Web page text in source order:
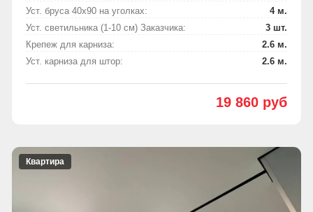
Уст. бруса 40х90 на уголках:
4 м.
Уст. светильника (1-10 см) Заказчика:
3 шт.
Крепеж для карниза:
2.6 м.
Уст. карниза для штор:
2.6 м.
19 860 руб
Квартира